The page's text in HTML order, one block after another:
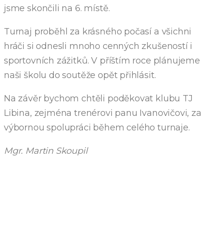
jsme skončili na 6. místě.
Turnaj proběhl za krásného počasí a všichni
hráči si odnesli mnoho cenných zkušeností i
sportovních zážitků. V příštím roce plánujeme
naši školu do soutěže opět přihlásit.
Na závěr bychom chtěli poděkovat klubu TJ
Libina, zejména trenérovi panu Ivanovičovi, za
výbornou spolupráci během celého turnaje.
Mgr. Martin Skoupil